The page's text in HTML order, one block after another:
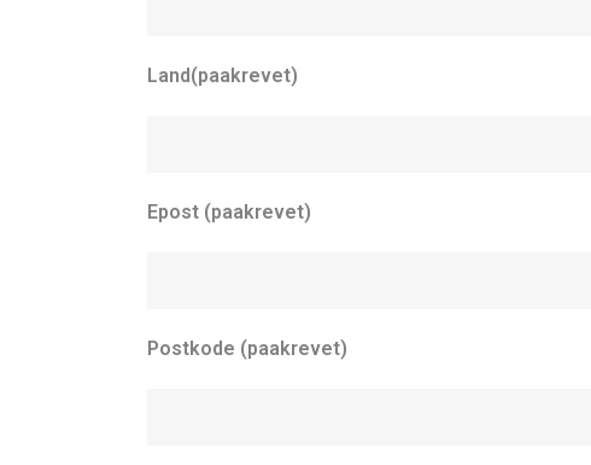
Land(paakrevet)
Epost (paakrevet)
Postkode (paakrevet)